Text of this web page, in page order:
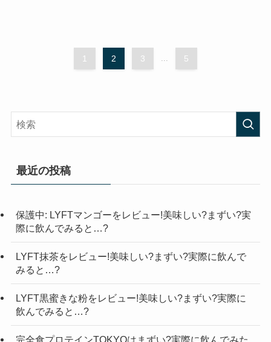
1 2 3 5
最近の投稿
保護中: LYFTマンゴーをレビュー!美味しい?まずい?実
際に飲んでみると…?
LYFT抹茶をレビュー!美味しい?まずい?実際に飲んで
みると…?
LYFT黒蜜きな粉をレビュー!美味しい?まずい?実際に
飲んでみると…?
完全食プロテインTOKYOはまずい?実際に飲んでみた